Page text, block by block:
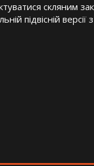
скляним
підвісній